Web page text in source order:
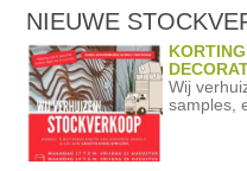
NIEUWE
Wij
samples,